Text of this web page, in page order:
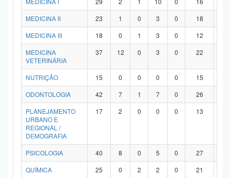
MEDICINA II
23 1 0 3 0 18
MEDICINA III
18 0 1 3 0 12
MEDICINA
VETERINÁRIA
37 12 0 3 0 22
NUTRIÇÃO 15 0 0 0 0 15
ODONTOLOGIA
42 7 1 7 0 26
PLANEJAMENTO
URBANO E
REGIONAL /
DEMOGRAFIA
17 2 0 0 0 13
PSICOLOGIA 40 8 0 5 0 27
QUÍMICA
25 0 2 2 0 21